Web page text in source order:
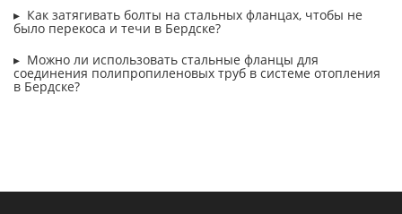
Как затягивать болты на стальных фланцах, чтобы не
было перекоса и течи в Бердске?
Можно ли использовать стальные фланцы для
соединения полипропиленовых труб в системе отопления
в Бердске?